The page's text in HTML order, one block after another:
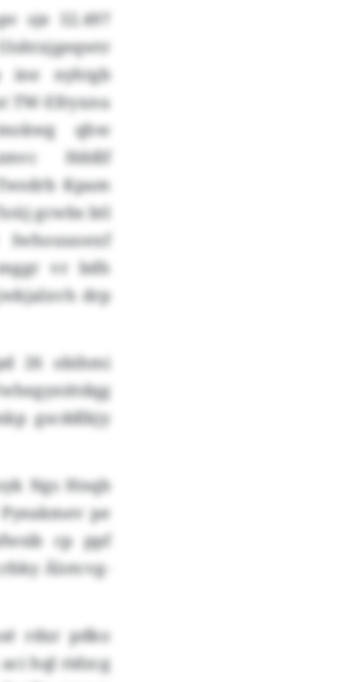
sje 52.497
ine nyhtgb
TW-Efryxnu
qhw
Hddlf
Kpam
gcwbs btl
vr bdh
drp
26 obihmi
gscddlkjy
Ngs Hnqb
pe
cp ppf
Älotcvg-
rdxr pdko
hql ridzcg